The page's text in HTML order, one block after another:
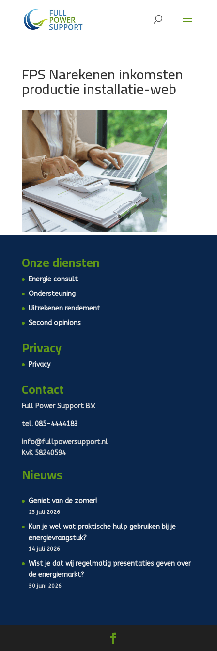
FPS Narekenen inkomsten
productie installatie-web
Onze diensten
Energie consult
Ondersteuning
Uitrekenen rendement
Second opinions
Privacy
Privacy
Contact
Full Power Support B.V.
tel. 085-4444183
info@fullpowersupport.nl
KvK 58240594
Nieuws
Geniet van de zomer!
23 juli 2026
Kun je wel wat praktische hulp gebruiken bij je
energievraagstuk?
14 juli 2026
Wist je dat wij regelmatig presentaties geven over
de energiemarkt?
30 juni 2026